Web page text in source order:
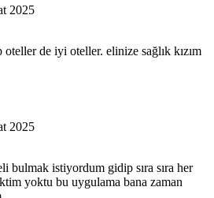
2025
de iyi oteller. elinize sağlık kızım
2025
bulmak istiyordum gidip sıra sıra her
yoktu bu uygulama bana zaman